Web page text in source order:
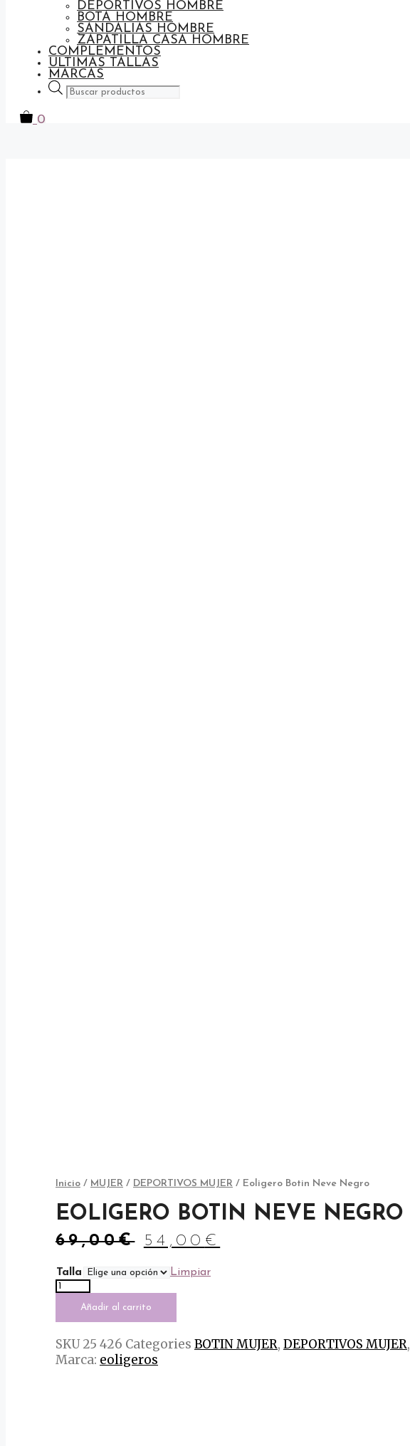
DEPORTIVOS HOMBRE
BOTA HOMBRE
SANDALIAS HOMBRE
ZAPATILLA CASA HOMBRE
COMPLEMENTOS
ULTIMAS TALLAS
MARCAS
Búsqueda
de
0
Inicio / MUJER / DEPORTIVOS MUJER / Eoligero Botin Neve Negro
EOLIGERO BOTIN NEVE NEGRO
69,00€
El
original
era:
69,00€.
54,00 €
Talla
Limpiar
Eoligero
Botin
NeveAñadir al carrito
SKU25 426 Categories BOTIN MUJER, DEPORTIVOS MUJER,
Marca: eoligeros